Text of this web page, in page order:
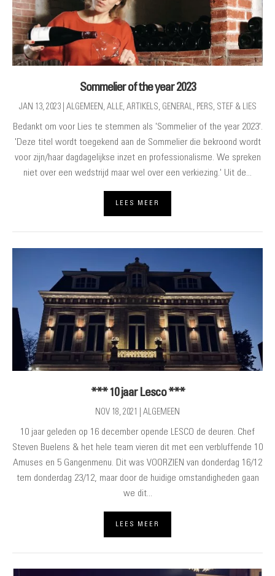
Sommelier of the year 2023
JAN 13, 2023| ALGEMEEN, ALLE, ARTIKELS, GENERAL, PERS, STEF & LIES
Bedankt om voor Lies te stemmen als 'Sommelier of the year 2023'.
'Deze titel wordt toegekend aan de Sommelier die bekroond wordt
voor zijn/haar dagdagelijkse inzet en professionalisme. We spreken
niet over een wedstrijd maar wel over een verkiezing.' Uit de...
LEES MEER
*** 10 jaar Lesco ***
NOV 18, 2021 ALGEMEEN
10 jaar geleden op 16 december opende LESCO de deuren. Chef
Steven Buelens & het hele team vieren dit met een verbluffende 10
Amuses en 5 Gangenmenu. Dit was VOORZIEN van donderdag 16/12
tem donderdag 23/12, maar door de huidige omstandigheden gaan
we dit...
LEES MEER